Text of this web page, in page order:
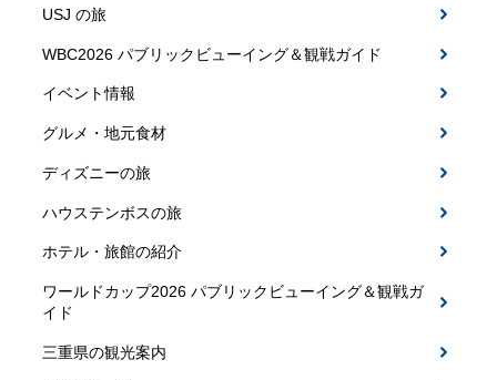
USJ の旅
WBC2026 パブリックビューイング＆観戦ガイド
イベント情報
グルメ・地元食材
ディズニーの旅
ハウステンボスの旅
ホテル・旅館の紹介
ワールドカップ2026 パブリックビューイング＆観戦ガ
イド
三重県の観光案内